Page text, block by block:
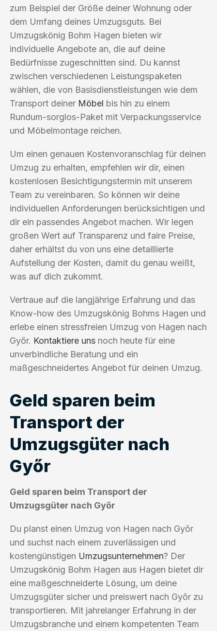
zum Beispiel der Größe deiner Wohnung oder
dem Umfang deines Umzugsguts. Bei
Umzugskönig Bohm Hagen bieten wir
individuelle Angebote an, die auf deine
Bedürfnisse zugeschnitten sind. Du kannst
zwischen verschiedenen Leistungspaketen
wählen, die von Basisdienstleistungen wie dem
Transport deiner Möbel bis hin zu einem
Rundum-sorglos-Paket mit Verpackungsservice
und Möbelmontage reichen.
Um einen genauen Kostenvoranschlag für deinen
Umzug zu erhalten, empfehlen wir dir, einen
kostenlosen Besichtigungstermin mit unserem
Team zu vereinbaren. So können wir deine
individuellen Anforderungen berücksichtigen und
dir ein passendes Angebot machen. Wir legen
großen Wert auf Transparenz und faire Preise,
daher erhältst du von uns eine detaillierte
Aufstellung der Kosten, damit du genau weißt,
was auf dich zukommt.
Vertraue auf die langjährige Erfahrung und das
Know-how des Umzugskönig Bohms Hagen und
erlebe einen stressfreien Umzug von Hagen nach
Győr. Kontaktiere uns noch heute für eine
unverbindliche Beratung und ein
maßgeschneidertes Angebot für deinen Umzug.
Geld sparen beim
Transport der
Umzugsgüter nach
Győr
Geld sparen beim Transport der
Umzugsgüter nach Győr
Du planst einen Umzug von Hagen nach Győr
und suchst nach einem zuverlässigen und
kostengünstigen Umzugsunternehmen? Der
Umzugskönig Bohm Hagen aus Hagen bietet dir
eine maßgeschneiderte Lösung, um deine
Umzugsgüter sicher und preiswert nach Győr zu
transportieren. Mit jahrelanger Erfahrung in der
Umzugsbranche und einem kompetenten Team